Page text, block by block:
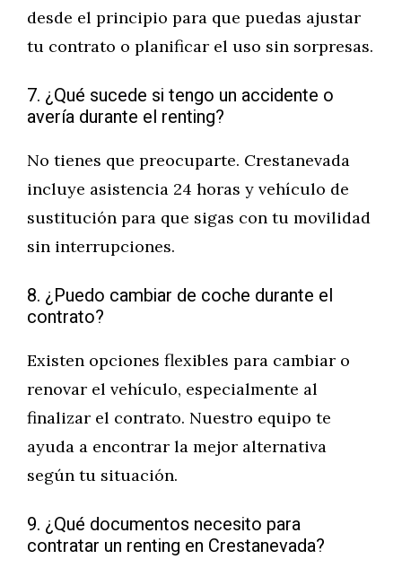
desde el principio para que puedas ajustar
tu contrato o planificar el uso sin sorpresas.
7. ¿Qué sucede si tengo un accidente o
avería durante el renting?
No tienes que preocuparte. Crestanevada
incluye asistencia 24 horas y vehículo de
sustitución para que sigas con tu movilidad
sin interrupciones.
8. ¿Puedo cambiar de coche durante el
contrato?
Existen opciones flexibles para cambiar o
renovar el vehículo, especialmente al
finalizar el contrato. Nuestro equipo te
ayuda a encontrar la mejor alternativa
según tu situación.
9. ¿Qué documentos necesito para
contratar un renting en Crestanevada?